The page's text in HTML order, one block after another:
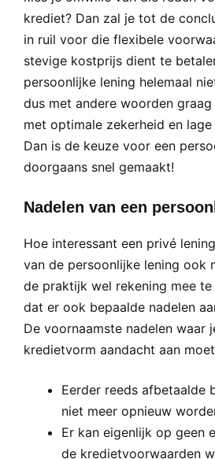
krediet? Dan zal je tot de
in ruil voor die flexibele
stevige kostprijs dient te
persoonlijke lening helemaal
dus met andere woorden
met optimale zekerheid en
Dan is de keuze voor een
doorgaans snel gemaakt!
Nadelen van een
Hoe interessant een privé
van de persoonlijke lening ook
de praktijk wel rekening mee
dat er ook bepaalde nadelen
De voornaamste nadelen waar
kredietvorm aandacht aan
Eerder reeds afbetaalde
niet meer opnieuw
Er kan eigenlijk op geen
de kredietvoorwaarden